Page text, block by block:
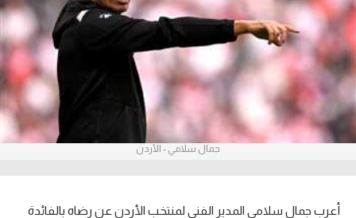
آراء حرة
ركن الألعاب
بطولات
أمريكا 2026
الدوري الإنجليزي الممتاز
جمال سلامي - الأردن
أعرب جمال سلامي المدير الفني لمنتخب الأردن عن رضاه بالفائدة